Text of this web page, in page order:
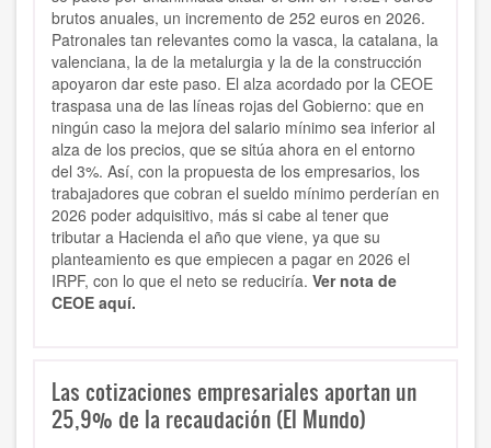
brutos anuales, un incremento de 252 euros en 2026.
Patronales tan relevantes como la vasca, la catalana, la
valenciana, la de la metalurgia y la de la construcción
apoyaron dar este paso. El alza acordado por la CEOE
traspasa una de las líneas rojas del Gobierno: que en
ningún caso la mejora del salario mínimo sea inferior al
alza de los precios, que se sitúa ahora en el entorno
del 3%. Así, con la propuesta de los empresarios, los
trabajadores que cobran el sueldo mínimo perderían en
2026 poder adquisitivo, más si cabe al tener que
tributar a Hacienda el año que viene, ya que su
planteamiento es que empiecen a pagar en 2026 el
IRPF, con lo que el neto se reduciría. Ver nota de
CEOE aquí.
Las cotizaciones empresariales aportan un
25,9% de la recaudación (El Mundo)